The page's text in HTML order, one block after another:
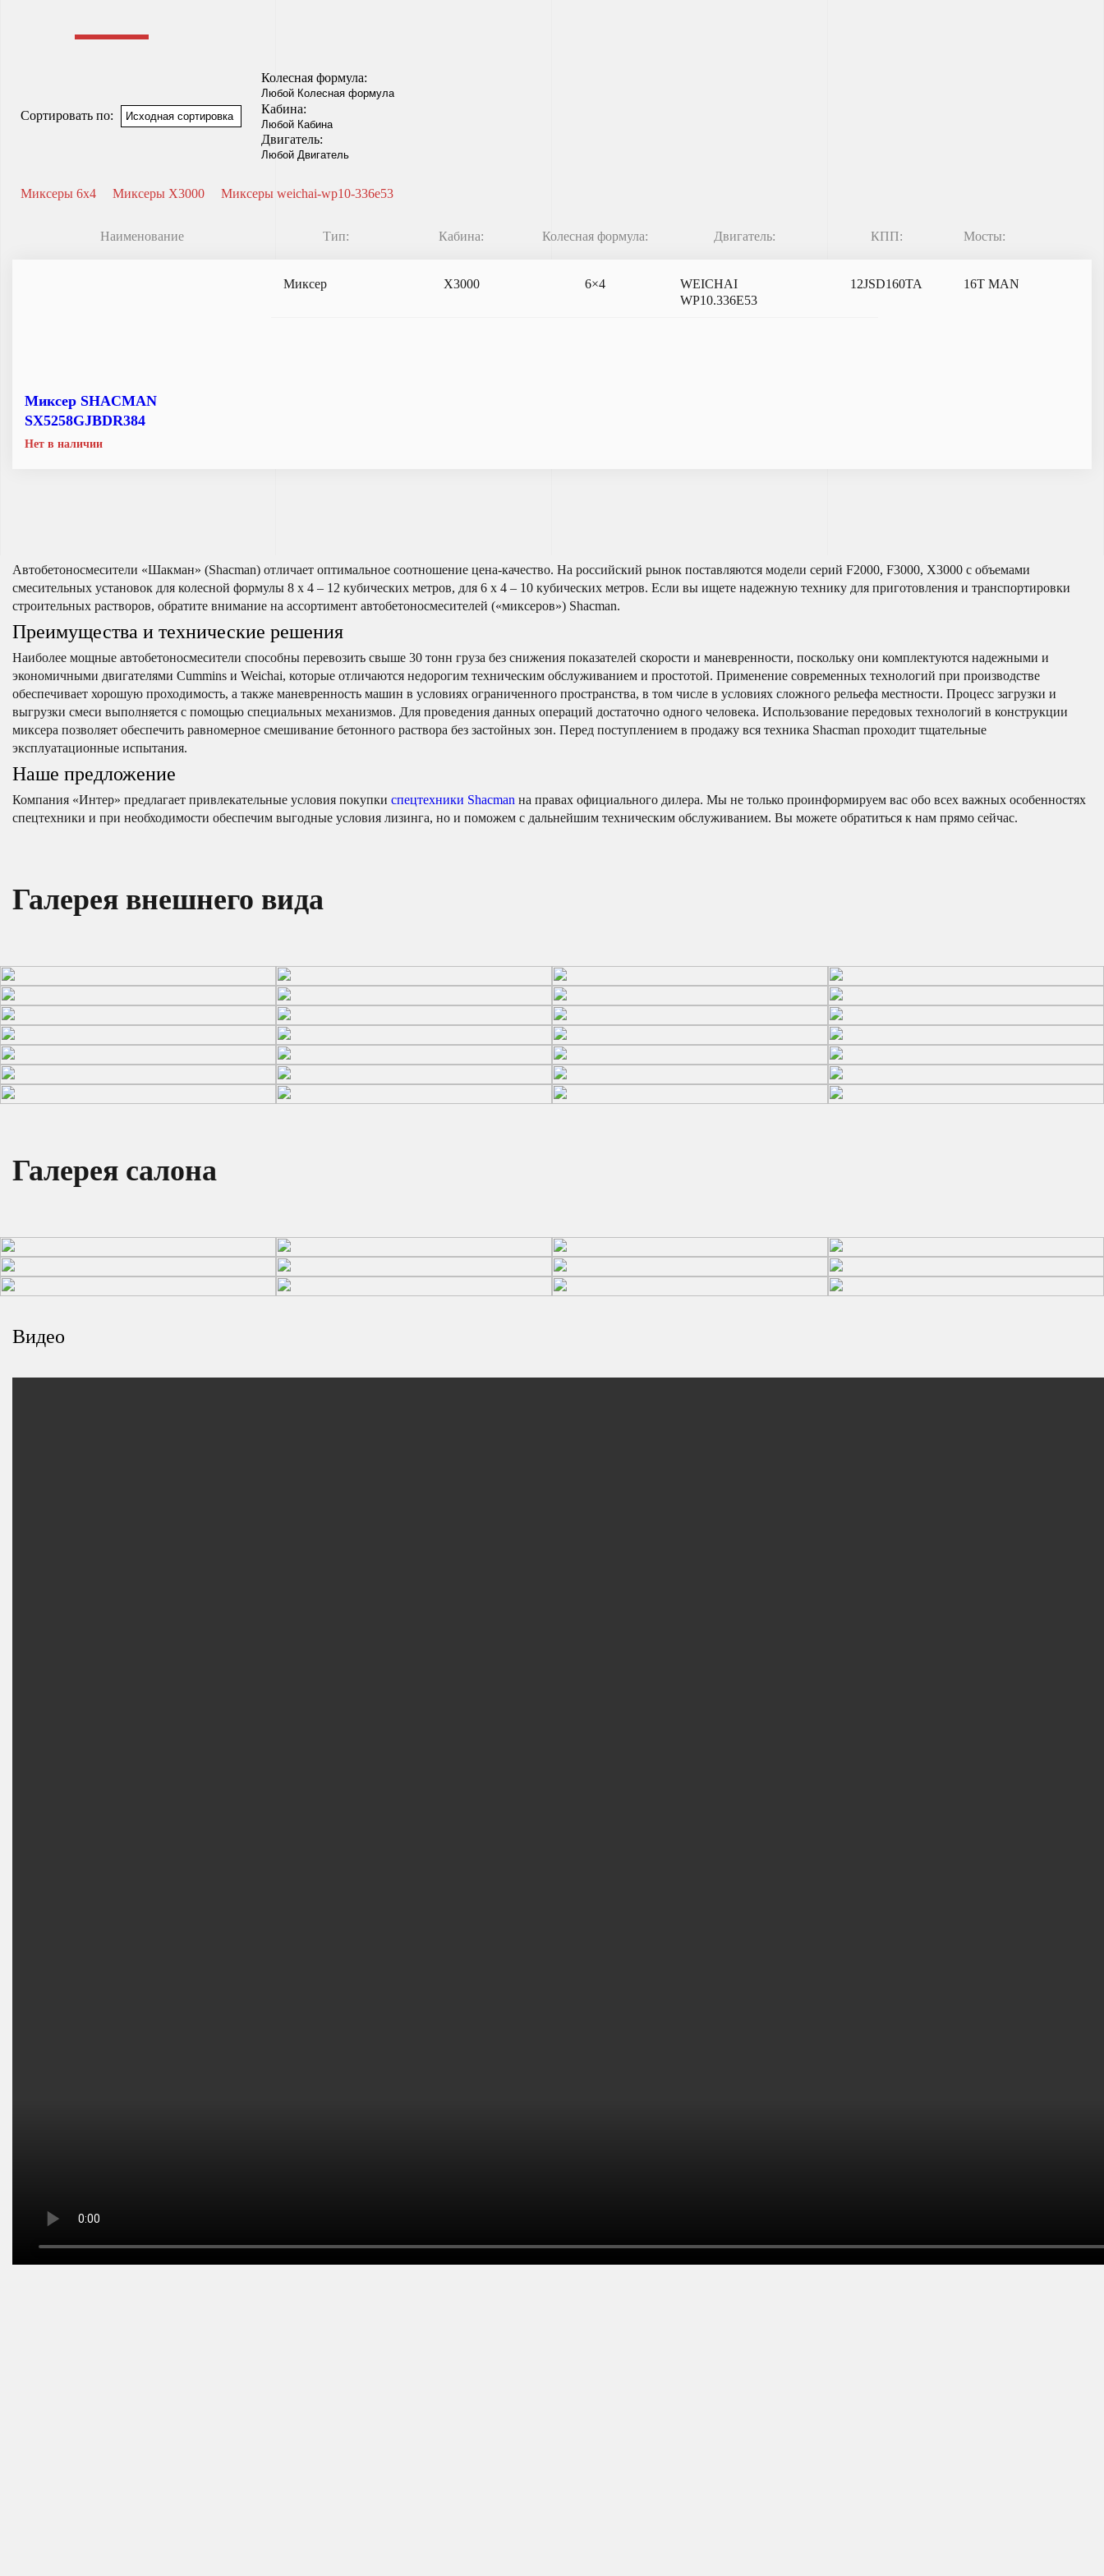
Сортировать по:
Колесная формула:
Кабина:
Двигатель:
Миксеры 6x4 Миксеры X3000 Миксеры weichai-wp10-336e53
Наименование Тип: Кабина: Колесная формула: Двигатель: КПП: Мосты:
Миксер SHACMAN
SX5258GJBDR384
Нет в наличии
Миксер X3000 6×4
WEICHAI
WP10.336E53
12JSD160TA 16T MAN
Автобетоносмесители «Шакман» (Shacman) отличает оптимальное соотношение цена-качество. На российский рынок поставляются модели серий F2000, F3000, X3000 с объемами
смесительных установок для колесной формулы 8 х 4 – 12 кубических метров, для 6 х 4 – 10 кубических метров. Если вы ищете надежную технику для приготовления и транспортировки
строительных растворов, обратите внимание на ассортимент автобетоносмесителей («миксеров») Shacman.
Преимущества и технические решения
Наиболее мощные автобетоносмесители способны перевозить свыше 30 тонн груза без снижения показателей скорости и маневренности, поскольку они комплектуются надежными и
экономичными двигателями Cummins и Weichai, которые отличаются недорогим техническим обслуживанием и простотой. Применение современных технологий при производстве
обеспечивает хорошую проходимость, а также маневренность машин в условиях ограниченного пространства, в том числе в условиях сложного рельефа местности. Процесс загрузки и
выгрузки смеси выполняется с помощью специальных механизмов. Для проведения данных операций достаточно одного человека. Использование передовых технологий в конструкции
миксера позволяет обеспечить равномерное смешивание бетонного раствора без застойных зон. Перед поступлением в продажу вся техника Shacman проходит тщательные
эксплуатационные испытания.
Наше предложение
Компания «Интер» предлагает привлекательные условия покупки спецтехники Shacman на правах официального дилера. Мы не только проинформируем вас обо всех важных особенностях
спецтехники и при необходимости обеспечим выгодные условия лизинга, но и поможем с дальнейшим техническим обслуживанием. Вы можете обратиться к нам прямо сейчас.
Галерея внешнего вида
Галерея салона
Видео